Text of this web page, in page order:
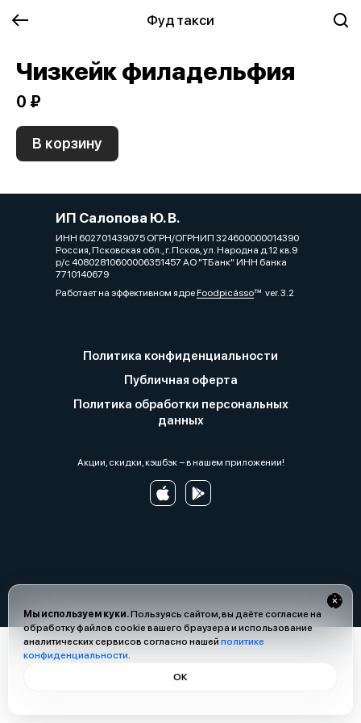
Фуд такси
Мы используем куки.Пользуясь сайтом, вы даёте согласие на
обработку файлов cookie вашего браузера и использование
аналитических сервисов согласно нашей политике
конфиденциальности.
ОК
Чизкейк филадельфия
0 ₽
В корзину
ИП Салопова Ю. В.
ИНН 602701439075 ОГРН/ОГРНИП 324600000014390
Россия, Псковская обл., г. Псков, ул. Народна д.12 кв.9
р/с 40802810600006351457 АО "ТБанк" ИНН банка
7710140679
Работает на эффективном ядреFoodpicássover. 3.2
Политика конфиденциальности
Публичная оферта
Политика обработки персональных
данных
Акции, скидки, кэшбэк − в нашем приложении!